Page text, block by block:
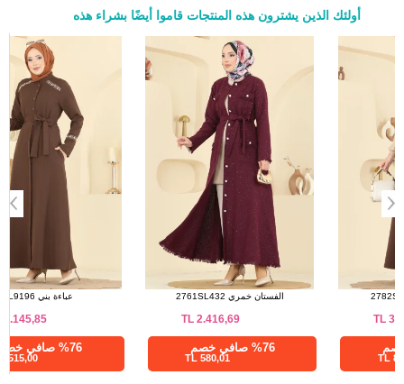
أولئك الذين يشترون هذه المنتجات قاموا أيضًا بشراء هذه
a>